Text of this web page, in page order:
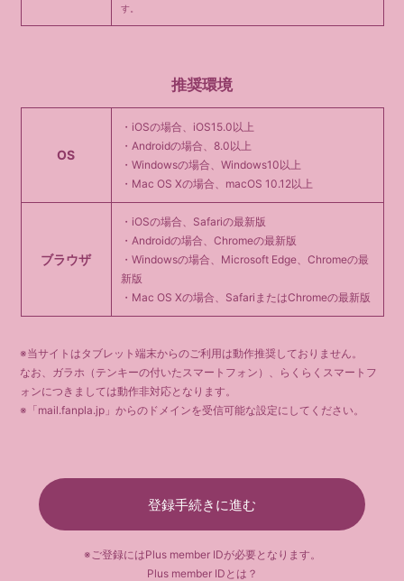
す。
推奨環境
OS
・iOSの場合、iOS15.0以上
・Androidの場合、8.0以上
・Windowsの場合、Windows10以上
・Mac OS Xの場合、macOS 10.12以上
ブラウザ
・iOSの場合、Safariの最新版
・Androidの場合、Chromeの最新版
・Windowsの場合、Microsoft Edge、Chromeの最
新版
・Mac OS Xの場合、SafariまたはChromeの最新版
※当サイトはタブレット端末からのご利用は動作推奨しておりません。
なお、ガラホ（テンキーの付いたスマートフォン）、らくらくスマートフ
ォンにつきましては動作非対応となります。
※「mail.fanpla.jp」からのドメインを受信可能な設定にしてください。
登録手続きに進む
※ご登録にはPlus member IDが必要となります。
Plus member IDとは？